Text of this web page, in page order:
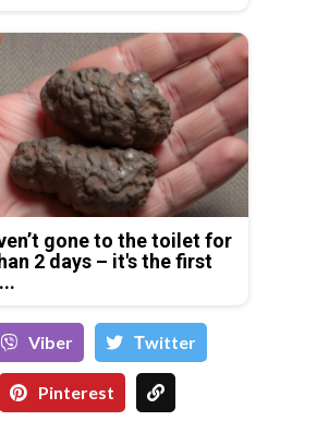
gone to the toilet for
2 days – it's the first
Viber Тwitter
Pinterest